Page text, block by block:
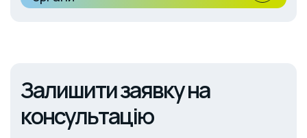
Залишити заявку на
консультацію